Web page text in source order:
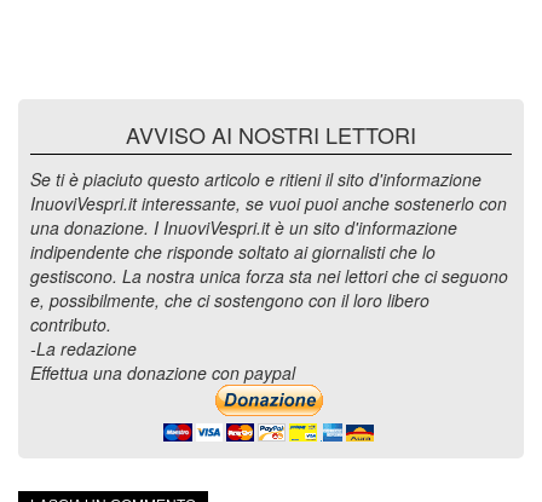
AVVISO AI NOSTRI LETTORI
Se ti è piaciuto questo articolo e ritieni il sito d'informazione
InuoviVespri.it interessante, se vuoi puoi anche sostenerlo con
una donazione. I InuoviVespri.it è un sito d'informazione
indipendente che risponde soltato ai giornalisti che lo
gestiscono. La nostra unica forza sta nei lettori che ci seguono
e, possibilmente, che ci sostengono con il loro libero
contributo.
-La redazione
Effettua una donazione con paypal